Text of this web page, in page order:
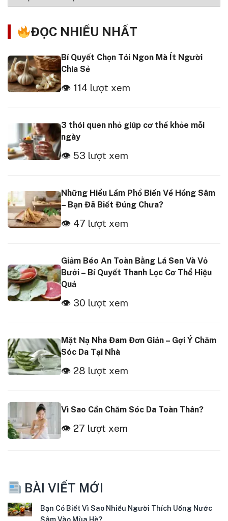
ĐỌC NHIỀU NHẤT
Bí Quyết Chọn Tỏi Ngon Mà Ít Người
Chia Sẻ
👁 114 lượt xem
3 thói quen nhỏ giúp cơ thể khỏe mỗi
ngày
👁 53 lượt xem
Những Hiểu Lầm Phổ Biến Về Hồng Sâm
– Bạn Đã Biết Đúng Chưa?
👁 47 lượt xem
Giảm Béo An Toàn Bằng Lá Sen Và Vỏ
Bưởi – Bí Quyết Thanh Lọc Cơ Thể Hiệu
Quả
👁 30 lượt xem
Mặt Nạ Nha Đam Đơn Giản – Gợi Ý Chăm
Sóc Da Tại Nhà
👁 28 lượt xem
Vì Sao Cần Chăm Sóc Da Toàn Thân?
👁 27 lượt xem
BÀI VIẾT MỚI
Bạn Có Biết Vì Sao Nhiều Người Thích Uống Nước